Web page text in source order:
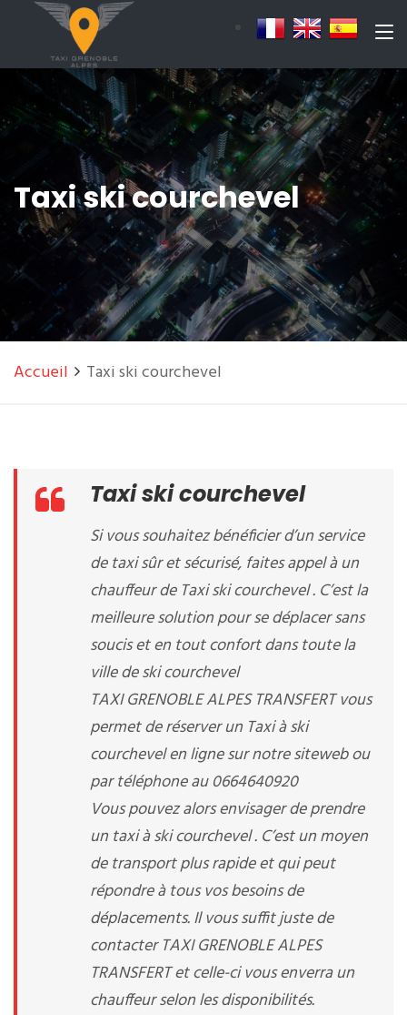
Taxi ski courchevel
Accueil Taxi ski courchevel
Taxi ski courchevel
Si vous souhaitez bénéficier d’un service
de taxi sûr et sécurisé, faites appel à un
chauffeur de Taxi ski courchevel . C’est la
meilleure solution pour se déplacer sans
soucis et en tout confort dans toute la
ville de ski courchevel
TAXI GRENOBLE ALPES TRANSFERT vous
permet de réserver un Taxi à ski
courchevel en ligne sur notre siteweb ou
par téléphone au 0664640920
Vous pouvez alors envisager de prendre
un taxi à ski courchevel . C’est un moyen
de transport plus rapide et qui peut
répondre à tous vos besoins de
déplacements. Il vous suffit juste de
contacter TAXI GRENOBLE ALPES
TRANSFERT et celle-ci vous enverra un
chauffeur selon les disponibilités.